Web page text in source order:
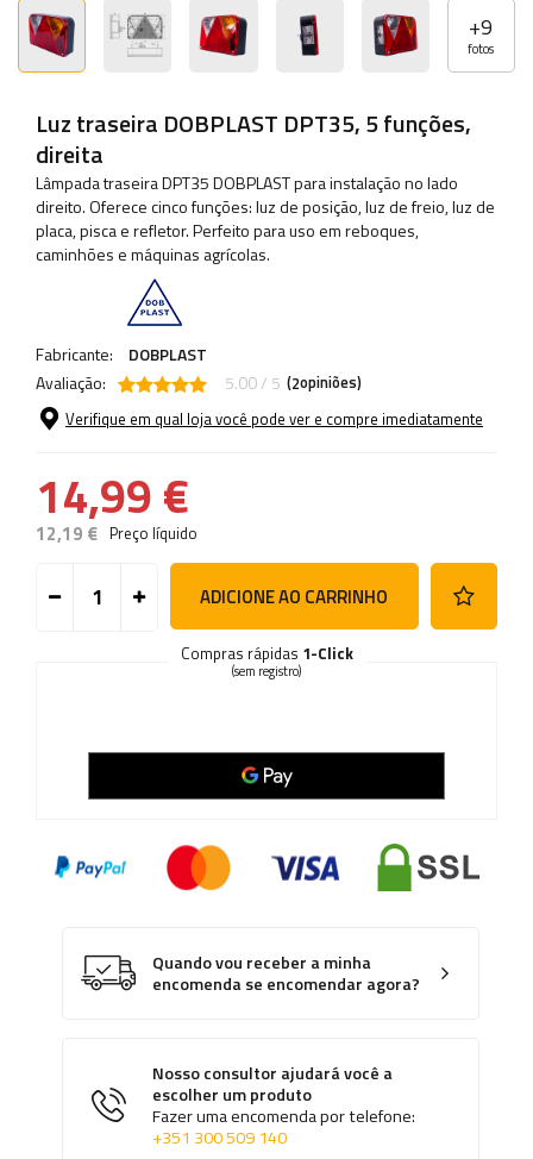
+9
fotos
Luz traseira DOBPLAST DPT35, 5 funções,
direita
Lâmpada traseira DPT35 DOBPLAST para instalação no lado
direito. Oferece cinco funções: luz de posição, luz de freio, luz de
placa, pisca e refletor. Perfeito para uso em reboques,
caminhões e máquinas agrícolas.
Fabricante:
DOBPLAST
Avaliação:
5.00 / 5 (2opiniões)
Verifique em qual loja você pode ver e compre imediatamente
14,99 €
12,19 € Preço líquido
ADICIONE AO CARRINHO
Compras rápidas 1-Click
(sem registro)
Quando vou receber a minha
encomenda se encomendar agora?
Nosso consultor ajudará você a
escolher um produto
Fazer uma encomenda por telefone:
+351 300 509 140